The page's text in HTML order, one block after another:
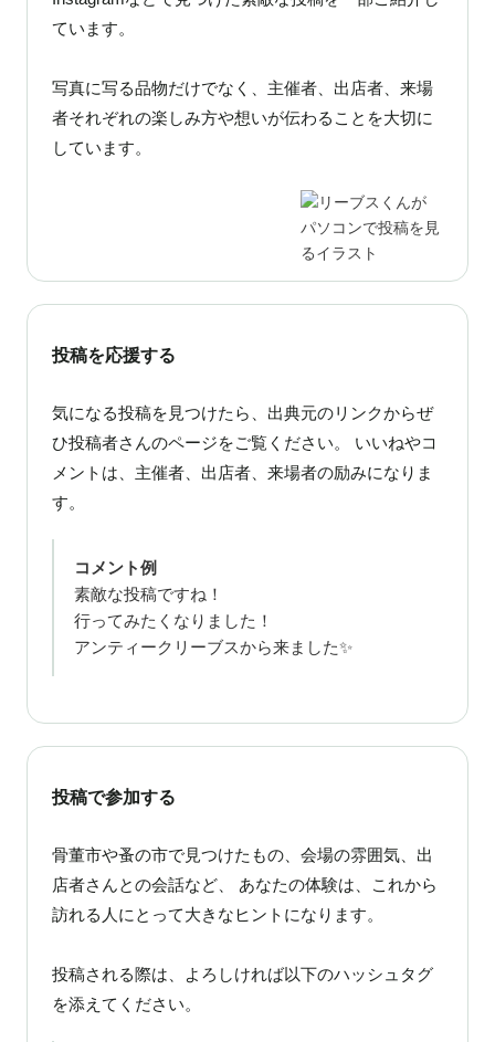
ています。
写真に写る品物だけでなく、主催者、出店者、来場
者それぞれの楽しみ方や想いが伝わることを大切に
しています。
投稿を応援する
気になる投稿を見つけたら、出典元のリンクからぜ
ひ投稿者さんのページをご覧ください。 いいねやコ
メントは、主催者、出店者、来場者の励みになりま
す。
コメント例
素敵な投稿ですね！
行ってみたくなりました！
アンティークリーブスから来ました✨
投稿で参加する
骨董市や蚤の市で見つけたもの、会場の雰囲気、出
店者さんとの会話など、 あなたの体験は、これから
訪れる人にとって大きなヒントになります。
投稿される際は、よろしければ以下のハッシュタグ
を添えてください。